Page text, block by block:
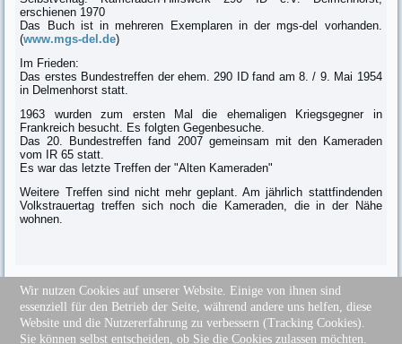
erschienen 1970
Das Buch ist in mehreren Exemplaren in der mgs-del vorhanden.
(www.mgs-del.de)
Im Frieden:
Das erstes Bundestreffen der ehem. 290 ID fand am 8. / 9. Mai 1954
in Delmenhorst statt.
1963 wurden zum ersten Mal die ehemaligen Kriegsgegner in
Frankreich besucht. Es folgten Gegenbesuche.
Das 20. Bundestreffen fand 2007 gemeinsam mit den Kameraden
vom IR 65 statt.
Es war das letzte Treffen der "Alten Kameraden"
Weitere Treffen sind nicht mehr geplant. Am jährlich stattfindenden
Volkstrauertag treffen sich noch die Kameraden, die in der Nähe
wohnen.
Sitemap
Impressum
Wir nutzen Cookies auf unserer Website. Einige von ihnen sind
essenziell für den Betrieb der Seite, während andere uns helfen, diese
Website und die Nutzererfahrung zu verbessern (Tracking Cookies).
Sie können selbst entscheiden, ob Sie die Cookies zulassen möchten.